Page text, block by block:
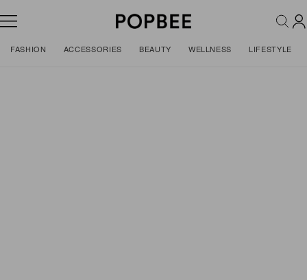
FASHION ACCESSORIES BEAUTY WELLNESS LIFESTYLE